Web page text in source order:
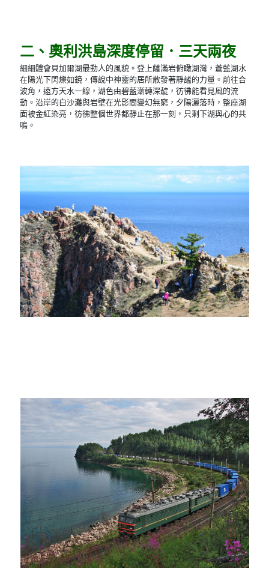
二、奧利洪島深度停留．三天兩夜
細細體會貝加爾湖最動人的風貌。登上薩滿岩俯瞰湖灣，蒼藍湖水
在陽光下閃爍如鏡，傳說中神靈的居所散發著靜謐的力量。前往合
波角，遠方天水一線，湖色由碧藍漸轉深靛，彷彿能看見風的流
動。沿岸的白沙灘與岩壁在光影間變幻無窮，夕陽灑落時，整座湖
面被金紅染亮，彷彿整個世界都靜止在那一刻，只剩下湖與心的共
鳴。